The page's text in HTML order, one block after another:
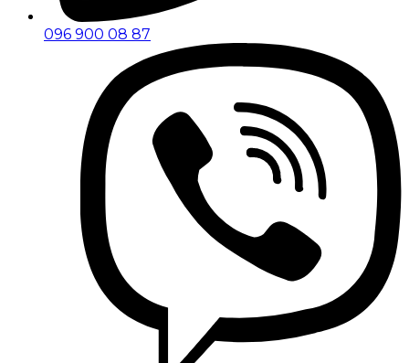
096 900 08 87